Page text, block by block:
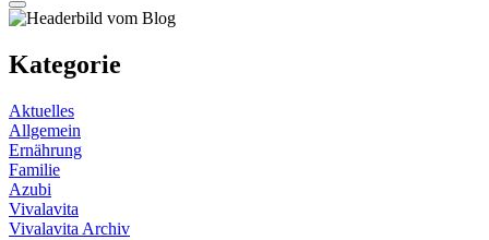
Kategorie
Aktuelles
Allgemein
Ernährung
Familie
Azubi
Vivalavita
Vivalavita Archiv